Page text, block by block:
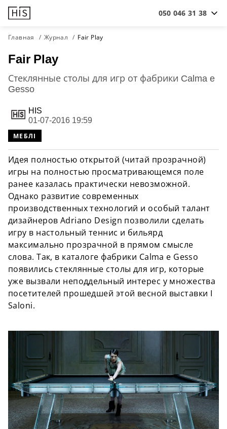
050 046 31 38
Главная Журнал Fair Play
Fair Play
Стеклянные столы для игр от фабрики Calma e
Gesso
HIS
01-07-2016 19:59
МЕБЛІ
Идея полностью открытой (читай прозрачной)
игры на полностью просматривающемся поле
ранее казалась практически невозможной.
Однако развитие современных
производственных технологий и особый талант
дизайнеров Adriano Design позволили сделать
игру в настольный теннис и бильярд
максимально прозрачной в прямом смысле
слова. Так, в каталоге фабрики Calma e Gesso
появились стеклянные столы для игр, которые
уже вызвали неподдельный интерес у множества
посетителей прошедшей этой весной выставки I
Saloni.